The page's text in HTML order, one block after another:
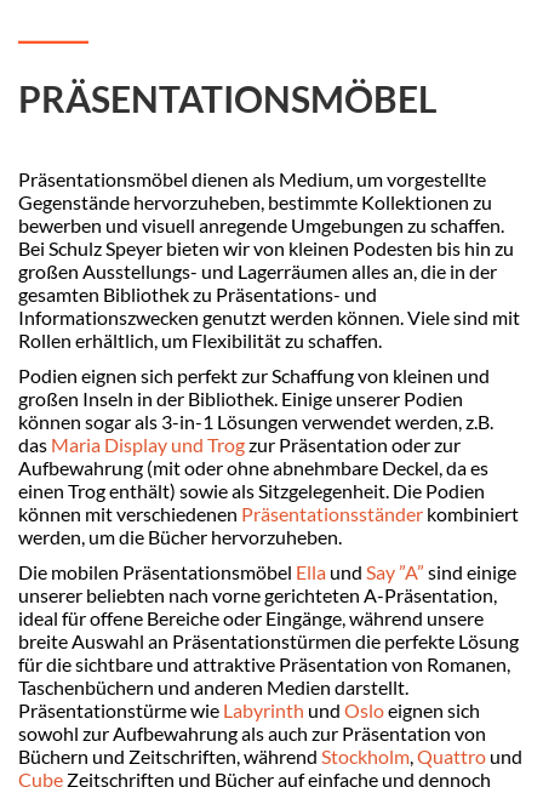
PRÄSENTATIONSMÖBEL
Präsentationsmöbel dienen als Medium, um vorgestellte
Gegenstände hervorzuheben, bestimmte Kollektionen zu
bewerben und visuell anregende Umgebungen zu schaffen.
Bei Schulz Speyer bieten wir von kleinen Podesten bis hin zu
großen Ausstellungs- und Lagerräumen alles an, die in der
gesamten Bibliothek zu Präsentations- und
Informationszwecken genutzt werden können. Viele sind mit
Rollen erhältlich, um Flexibilität zu schaffen.
Podien eignen sich perfekt zur Schaffung von kleinen und
großen Inseln in der Bibliothek. Einige unserer Podien
können sogar als 3-in-1 Lösungen verwendet werden, z.B.
das Maria Display und Trogzur Präsentation oder zur
Aufbewahrung (mit oder ohne abnehmbare Deckel, da es
einen Trog enthält) sowie als Sitzgelegenheit. Die Podien
können mit verschiedenen Präsentationsständer kombiniert
werden, um die Bücher hervorzuheben.
Die mobilen Präsentationsmöbel Ella und Say ”A” sind einige
unserer beliebten nach vorne gerichteten A-Präsentation,
ideal für offene Bereiche oder Eingänge, während unsere
breite Auswahl an Präsentationstürmen die perfekte Lösung
für die sichtbare und attraktive Präsentation von Romanen,
Taschenbüchern und anderen Medien darstellt.
Präsentationstürme wie Labyrinth und Osloeignen sich
sowohl zur Aufbewahrung als auch zur Präsentation von
Büchern und Zeitschriften, während Stockholm,Quattro und
Cube Zeitschriften und Bücher auf einfache und dennoch